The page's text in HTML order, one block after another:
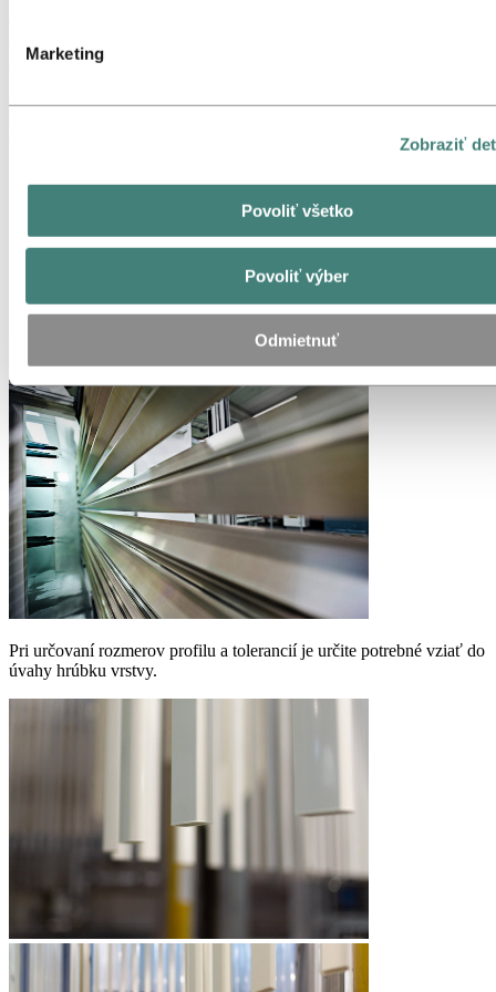
Marketing
Zobraziť
Povoliť všetko
Povoliť výber
Odmietnuť
Pre dodatočnú vrstvu ochrany pred koróziou, poškriabaním a
odštiepením
Pre hrubší povlak ako iné možnosti
Pre vysokú chemickú a mechanickú odolnosť
Pre rozsah hrúbky, od tenkých (20 µm) po max. 200 µm
Na pokrytie povrchových odchýlok základného materiálu
Pri určovaní rozmerov profilu a tolerancií je určite potrebné vziať do
úvahy hrúbku vrstvy.